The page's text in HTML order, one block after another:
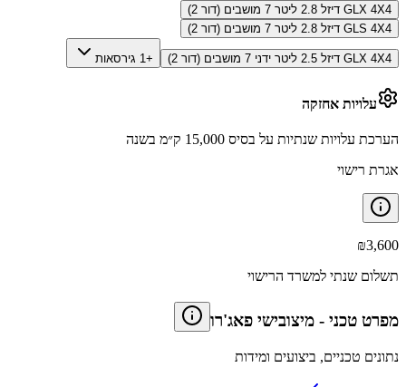
GLX 4X4 דיזל 2.8 ליטר 7 מושבים (דור 2)
GLS 4X4 דיזל 2.8 ליטר 7 מושבים (דור 2)
GLX 4X4 דיזל 2.5 ליטר ידני 7 מושבים (דור 2) +1 גירסאות
עלויות אחזקה
הערכת עלויות שנתיות על בסיס 15,000 ק״מ בשנה
אגרת רישוי
₪3,600
תשלום שנתי למשרד הרישוי
מפרט טכני - מיצובישי פאג'רו
נתונים טכניים, ביצועים ומידות